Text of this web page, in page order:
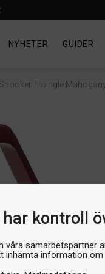
har kontroll
våra samarbetspartner
inhämta information om
NYHETER GUIDER
Triangle